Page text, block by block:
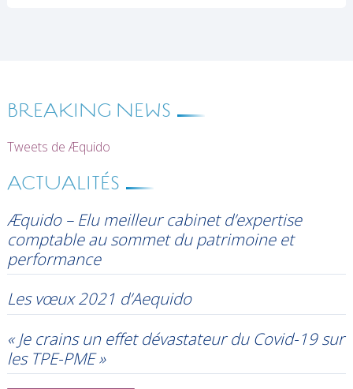
BREAKING NEWS
Tweets de Æquido
ACTUALITÉS
Æquido – Elu meilleur cabinet d’expertise
comptable au sommet du patrimoine et
performance
Les vœux 2021 d’Aequido
« Je crains un effet dévastateur du Covid-19 sur
les TPE-PME »